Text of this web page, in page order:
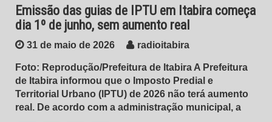
Emissão das guias de IPTU em Itabira começa
dia 1º de junho, sem aumento real
31 de maio de 2026 radioitabira
Foto: Reprodução/Prefeitura de Itabira A Prefeitura
de Itabira informou que o Imposto Predial e
Territorial Urbano (IPTU) de 2026 não terá aumento
real. De acordo com a administração municipal, a